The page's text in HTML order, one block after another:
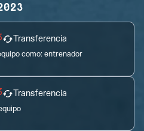
Transferencia
como:entrenador
Transferencia